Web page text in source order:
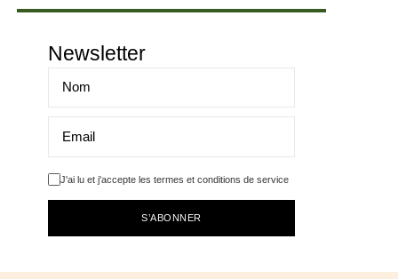
Newsletter
J'ai lu et j'accepte les termes et conditions de service
S’ABONNER